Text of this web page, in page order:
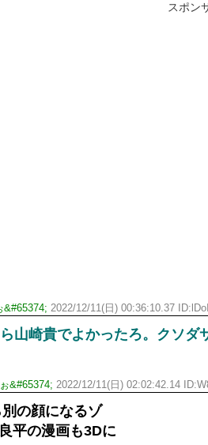
スポン
&#65374; 2022/12/11(日) 00:36:10.37
山崎貴でよかったろ。クソダ
&#65374; 2022/12/11(日) 02:02:42.14
の顔になるゾ
平の漫画も3Dに